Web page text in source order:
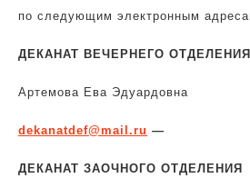
по следующим электронным
ДЕКАНАТ ВЕЧЕРНЕГО ОТДЕЛЕНИЯ
Артемова Ева Эдуардовна
dekanatdef@mail.ru —
ДЕКАНАТ ЗАОЧНОГО ОТДЕЛЕНИЯ